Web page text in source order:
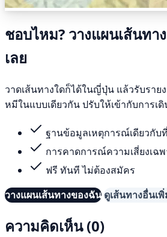
ชอบไหม? วางแผนเส้นทา
เลย
วาดเส้นทางใดก็ได้ในญี่ปุ่น แล้วรับรา
หมีในแบบเดียวกัน ปรับให้เข้ากับการเ
ฐานข้อมูลเหตุการณ์เดียวกับ
การคาดการณ์ความเสี่ยงเฉ
ฟรี ทันที ไม่ต้องสมัคร
วางแผนเส้นทางของฉัน ดูเส้นทางอื่นเ
ความคิดเห็น (0)